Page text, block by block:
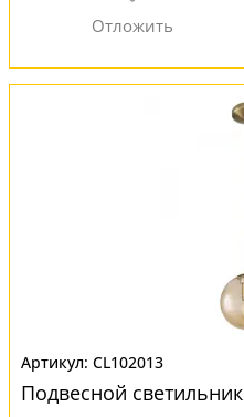
CL102013
Подвесной